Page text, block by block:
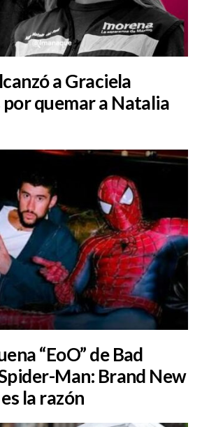
a Graciela
por quemar a Natalia
“EoO” de Bad
Man: Brand New
la razón